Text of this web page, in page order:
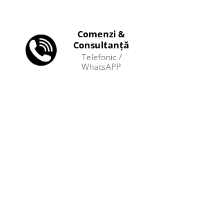
Comenzi &
Consultanță
Telefonic /
WhatsAPP